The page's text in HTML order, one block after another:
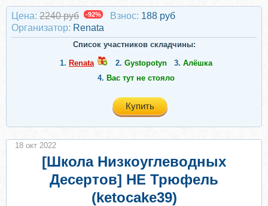
Цена: 2240 руб -92% Взнос: 188 руб
Организатор: Renata
Список участников складчины:
1. Renata 2. Gystopotyn 3. Алёшка
4. Вас тут не стояло
Купить
[Школа Низкоуглеводных
Десертов] НЕ Трюфель
(ketocake39)
18 окт 2022